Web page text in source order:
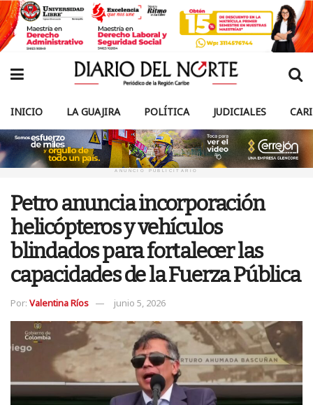
INICIO LA GUAJIRA POLÍTICA JUDICIALES
ANUNCIO PUBLICITARIO
Petro anuncia incorporación
helicópteros y vehículos
blindados para fortalecer las
capacidades de la Fuerza Pública
Por: Valentina Ríos junio 5, 2026